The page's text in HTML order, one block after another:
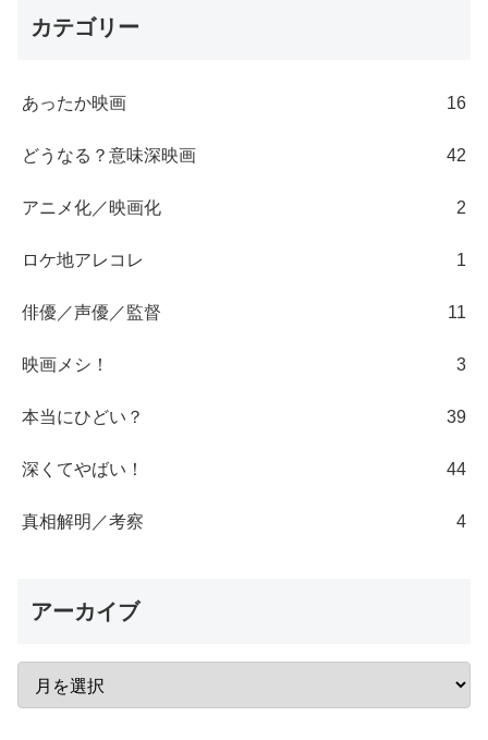
カテゴリー
あったか映画 16
どうなる？意味深映画 42
アニメ化／映画化 2
ロケ地アレコレ 1
俳優／声優／監督 11
映画メシ！ 3
本当にひどい？ 39
深くてやばい！ 44
真相解明／考察 4
アーカイブ